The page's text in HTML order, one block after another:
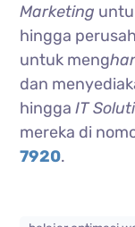
Marketing
hingga
untuk meng
dan
hinggaIT
mereka di
7920.